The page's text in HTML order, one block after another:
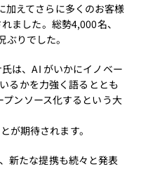
加えてさらに多くのお客様
ました。総勢4,000名、
りでした。
は、AI がいかにイノベー
るかを力強く語るととも
プンソース化するという大
が期待されます。
新たな提携も続々と発表